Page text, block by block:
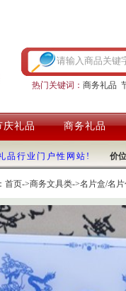
热门关键词： 商务礼品
庆礼品 商务礼品
行业门户性网站! 价
首页->商务文具类->名片盒/名